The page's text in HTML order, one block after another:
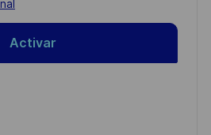
Activar